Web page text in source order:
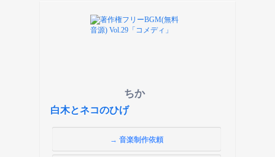
ちか
白木とネコのひげ
→ 音楽制作依頼